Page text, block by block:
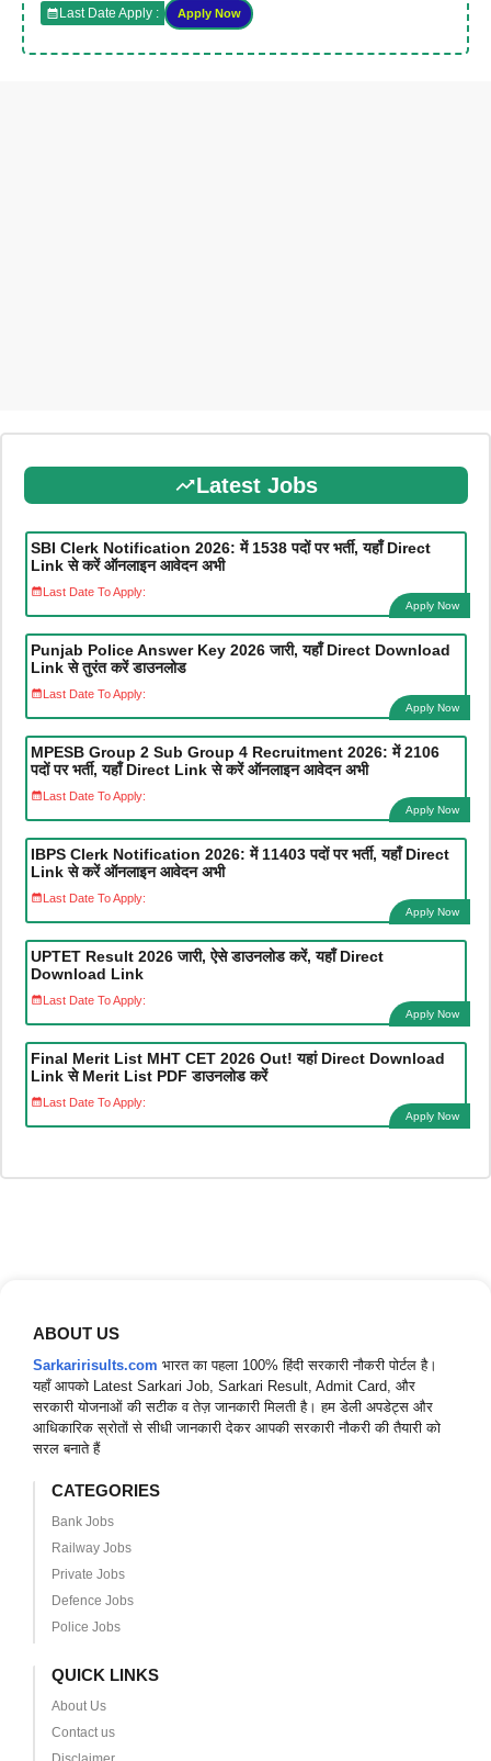
Last Date Apply : Apply Now
Latest Jobs
SBI Clerk Notification 2026: में 1538 पदों पर भर्ती, यहाँ Direct
Link से करें ऑनलाइन आवेदन अभी
Last Date To Apply:
Apply Now
Punjab Police Answer Key 2026 जारी, यहाँ Direct Download
Link से तुरंत करें डाउनलोड
Last Date To Apply:
Apply Now
MPESB Group 2 Sub Group 4 Recruitment 2026: में 2106
पदों पर भर्ती, यहाँ Direct Link से करें ऑनलाइन आवेदन अभी
Last Date To Apply:
Apply Now
IBPS Clerk Notification 2026: में 11403 पदों पर भर्ती, यहाँ Direct
Link से करें ऑनलाइन आवेदन अभी
Last Date To Apply:
Apply Now
UPTET Result 2026 जारी, ऐसे डाउनलोड करें, यहाँ Direct
Download Link
Last Date To Apply:
Apply Now
Final Merit List MHT CET 2026 Out! यहां Direct Download
Link से Merit List PDF डाउनलोड करें
Last Date To Apply:
Apply Now
ABOUT US
Sarkaririsults.com भारत का पहला 100% हिंदी सरकारी नौकरी पोर्टल है।
यहाँ आपको Latest Sarkari Job, Sarkari Result, Admit Card, और
सरकारी योजनाओं की सटीक व तेज़ जानकारी मिलती है। हम डेली अपडेट्स और
आधिकारिक स्रोतों से सीधी जानकारी देकर आपकी सरकारी नौकरी की तैयारी को
सरल बनाते हैं
CATEGORIES
Bank Jobs
Railway Jobs
Private Jobs
Defence Jobs
Police Jobs
QUICK LINKS
About Us
Contact us